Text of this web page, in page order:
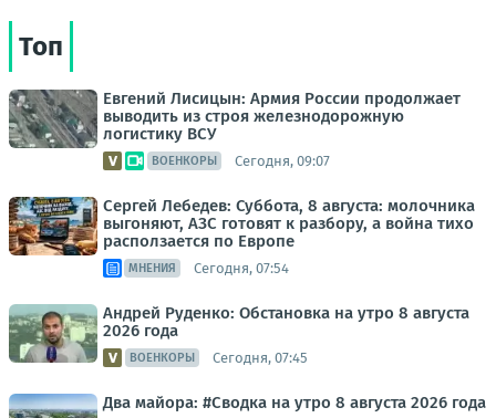
Топ
Евгений Лисицын: Армия России продолжает
выводить из строя железнодорожную
логистику ВСУ
ВОЕНКОРЫ Сегодня, 09:07
Сергей Лебедев: Суббота, 8 августа: молочника
выгоняют, АЗС готовят к разбору, а война тихо
расползается по Европе
МНЕНИЯ Сегодня, 07:54
Андрей Руденко: Обстановка на утро 8 августа
2026 года
ВОЕНКОРЫ Сегодня, 07:45
Два майора: #Сводка на утро 8 августа 2026 года